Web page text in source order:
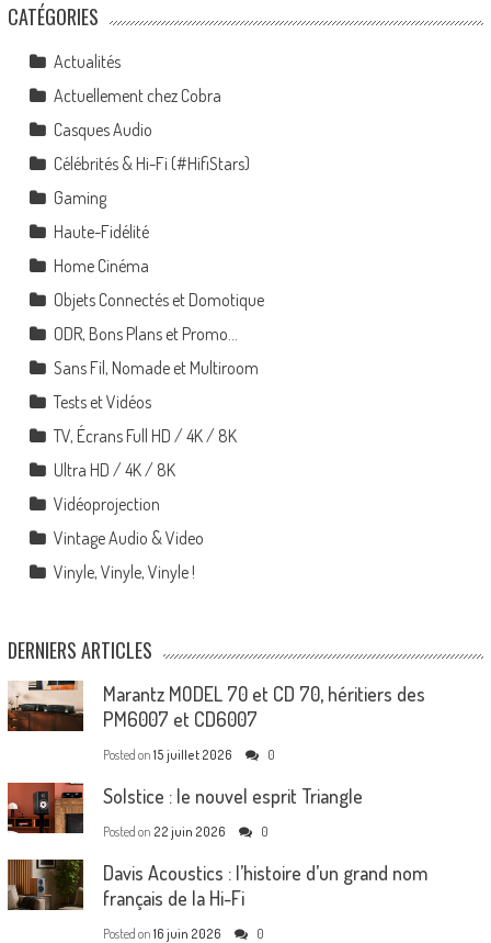
CATÉGORIES
Actualités
Actuellement chez Cobra
Casques Audio
Célébrités & Hi-Fi (#HifiStars)
Gaming
Haute-Fidélité
Home Cinéma
Objets Connectés et Domotique
ODR, Bons Plans et Promo…
Sans Fil, Nomade et Multiroom
Tests et Vidéos
TV, Écrans Full HD / 4K / 8K
Ultra HD / 4K / 8K
Vidéoprojection
Vintage Audio & Video
Vinyle, Vinyle, Vinyle !
DERNIERS ARTICLES
Marantz MODEL 70 et CD 70, héritiers des
PM6007 et CD6007
Posted on 15 juillet 2026 0
Solstice : le nouvel esprit Triangle
Posted on 22 juin 2026 0
Davis Acoustics : l’histoire d’un grand nom
français de la Hi-Fi
Posted on 16 juin 2026 0